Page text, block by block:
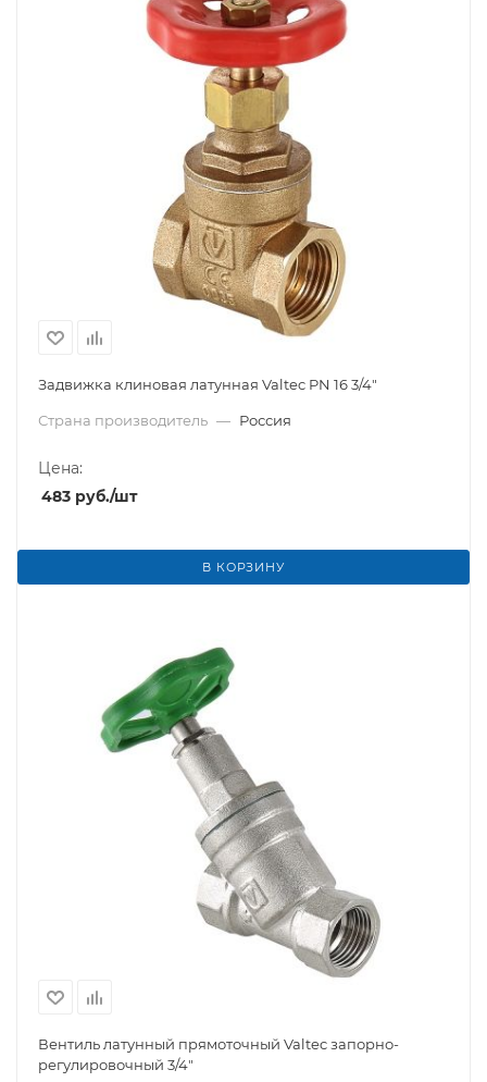
Задвижка клиновая латунная Valtec PN 16 3/4"
Страна производитель — Россия
Цена:
483 руб./шт
В КОРЗИНУ
Вентиль латунный прямоточный Valtec запорно-
регулировочный 3/4"